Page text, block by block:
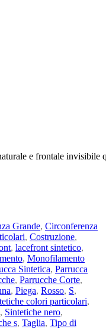
e frontale invisibile
Grande, Circonferenza
, Costruzione,
, lacefront sintetico,
, Monofilamento
Sintetica, Parrucca
, Parrucche Corte,
, Piega, Rosso, S,
colori particolari,
, Sintetiche nero,
s, Taglia, Tipo di